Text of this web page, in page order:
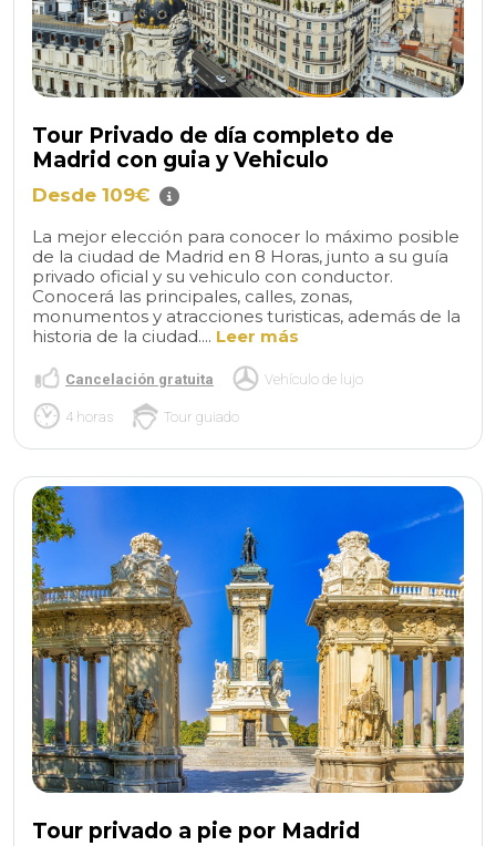
Tour Privado de día completo de
Madrid con guia y Vehiculo
Desde 109€
La mejor elección para conocer lo máximo posible
de la ciudad de Madrid en 8 Horas, junto a su guía
privado oficial y su vehiculo con conductor.
Conocerá las principales, calles, zonas,
monumentos y atracciones turisticas, además de la
historia de la ciudad.... Leer más
Cancelación gratuita Vehículo de lujo
4 horas Tour guiado
Tour privado a pie por Madrid